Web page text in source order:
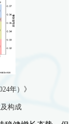
年）》
构成